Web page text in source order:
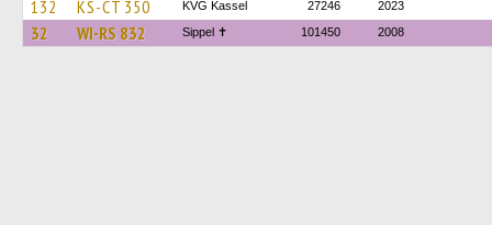
132 KS-CT 350 KVG Kassel 27246 2023
32 WI-RS 832 Sippel ✝︎ 101450 2008